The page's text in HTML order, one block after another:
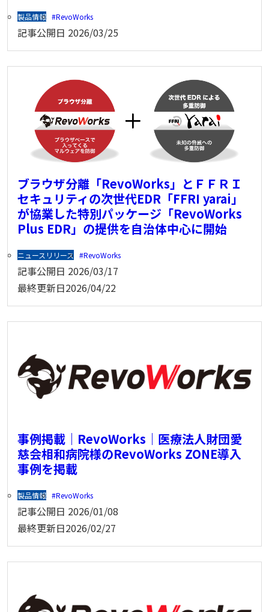
製品情報 RevoWorks
記事公開日 2026/03/25
ブラウザ分離「RevoWorks」とＦＦＲＩ
セキュリティの次世代EDR「FFRI yarai」
が協業した特別パッケージ「RevoWorks
Plus EDR」の提供を自治体中心に開始
ニュースリリース RevoWorks
記事公開日 2026/03/17
最終更新日2026/04/22
事例掲載｜RevoWorks｜医療法人財団愛
慈会相和病院様のRevoWorks ZONE導入
事例を掲載
製品情報 RevoWorks
記事公開日 2026/01/08
最終更新日2026/02/27